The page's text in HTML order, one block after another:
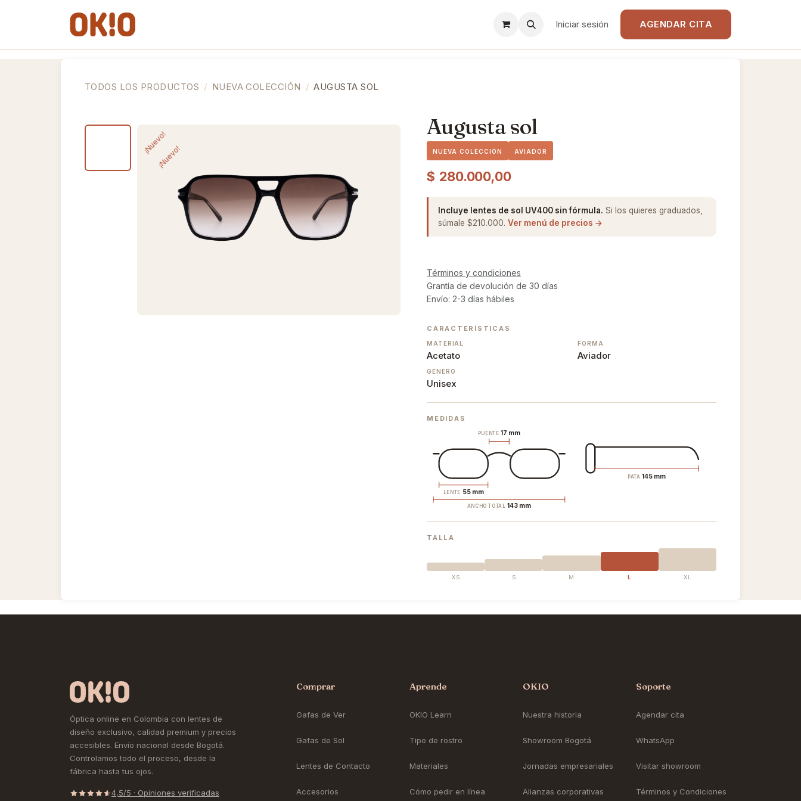
Iniciar sesión AGENDAR CITA
TODOS LOS PRODUCTOS NUEVA COLECCIÓN AUGUSTA SOL
¡Nuevo!
¡Nuevo!
Augusta sol
NUEVA COLECCIÓN AVIADOR
$ 280.000,00
Incluye lentes de sol UV400 sin fórmula. Si los quieres graduados,
súmale $210.000. Ver menú de precios →
Términos y condiciones
Grantía de devolución de 30 días
Envío: 2-3 días hábiles
CARACTERÍSTICAS
MATERIAL
Acetato
FORMA
Aviador
GÉNERO
Unisex
MEDIDAS
PUENTE 17 mm
LENTE 55 mm
ANCHO TOTAL 143 mm
PATA 145 mm
TALLA
XS S M L XL
Óptica online en Colombia con lentes de
diseño exclusivo, calidad premium y precios
accesibles. Envío nacional desde Bogotá.
Controlamos todo el proceso, desde la
fábrica hasta tus ojos.
4,5/5 · Opiniones verificadas
Comprar
Gafas de Ver
Gafas de Sol
Lentes de Contacto
Accesorios
Aprende
OKIO Learn
Tipo de rostro
Materiales
Cómo pedir en línea
OKIO
Nuestra historia
Showroom Bogotá
Jornadas empresariales
Alianzas corporativas
Soporte
Agendar cita
WhatsApp
Visitar showroom
Términos y Condiciones